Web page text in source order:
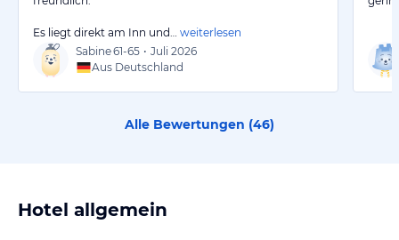
Es liegt direkt am Inn und…
weiterlesen
Sabine61-65 • Juli 2026
Aus Deutschland
Alle Bewertungen (46)
Hotel allgemein